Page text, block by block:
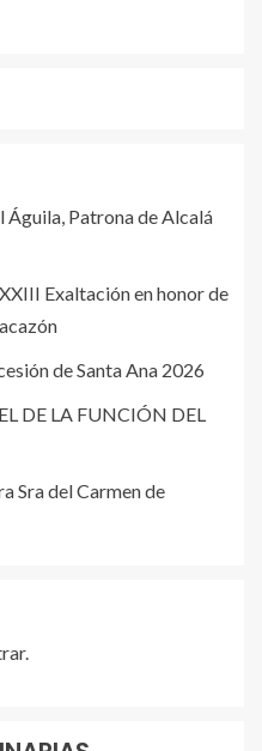
Águila, Patrona de Alcalá
Exaltación en honor de
de Santa Ana 2026
DE LA FUNCIÓN DEL
Sra del Carmen de